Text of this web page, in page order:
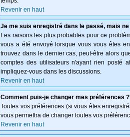
Revenir en haut
Je me suis enregistré dans le passé, mais
Les raisons les plus probables pour ce
vous a été envoyé lorsque vous vous êtes
trouvez dans le dernier cas, peut-être alors
comptes des utilisateurs n'ayant rien posté
impliquez-vous dans les discussions.
Revenir en haut
Comment puis-je changer mes préférences ?
Toutes vos préférences (si vous êtes
vous permettra de changer toutes vos
Revenir en haut